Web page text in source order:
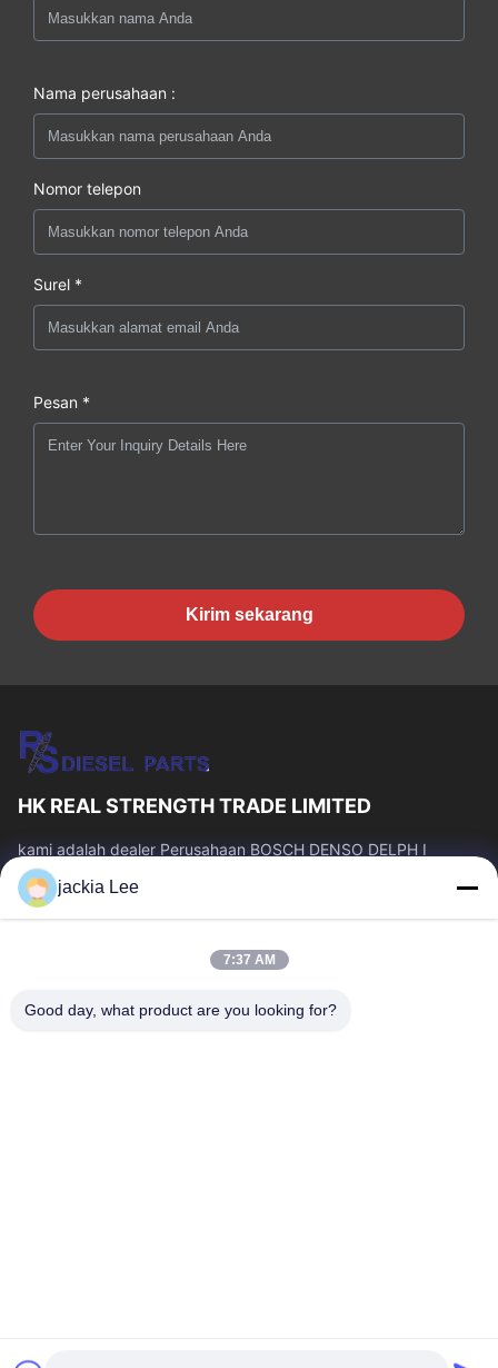
Nama perusahaan :
Nomor telepon
Surel *
Pesan *
Kirim sekarang
HK REAL STRENGTH TRADE LIMITED
kami adalah dealer Perusahaan BOSCH DENSO DELPH I
CATERPILLAR VOLVO CUMMINS TOYOTA ISUZU。 whatsapp
number :0086 159 2067 9523 .
Tautan Cepat
Produk
Tentang Kami
Tur Pabrik
jackia Lee
7:37 AM
Good day, what product are you looking for?